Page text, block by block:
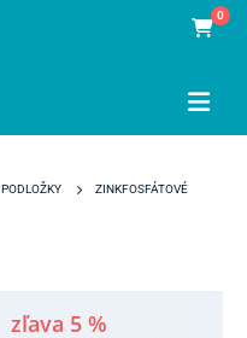
0
PODLOŽKY ZINKFOSFÁTOVÉ
zľava 5 %